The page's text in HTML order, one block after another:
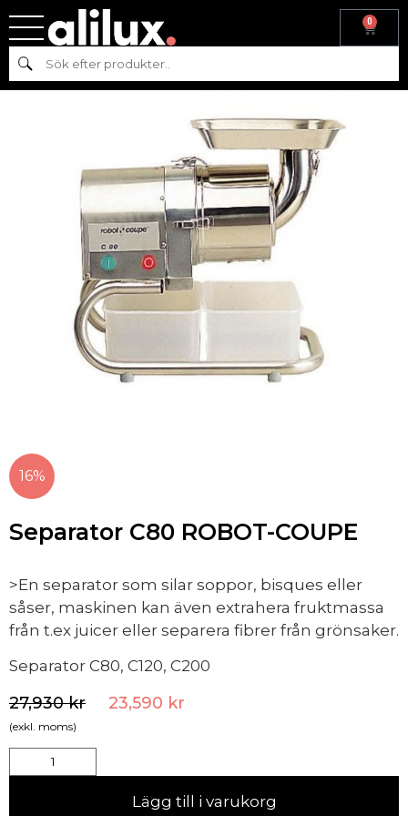
0
Sök
Hem
16%
Separator C80 ROBOT-COUPE
>En separator som silar soppor, bisques eller
såser, maskinen kan även extrahera fruktmassa
från t.ex juicer eller separera fibrer från grönsaker.
Separator C80, C120, C200
27,930kr 23,590 kr
(exkl. moms)
Lägg till i varukorg